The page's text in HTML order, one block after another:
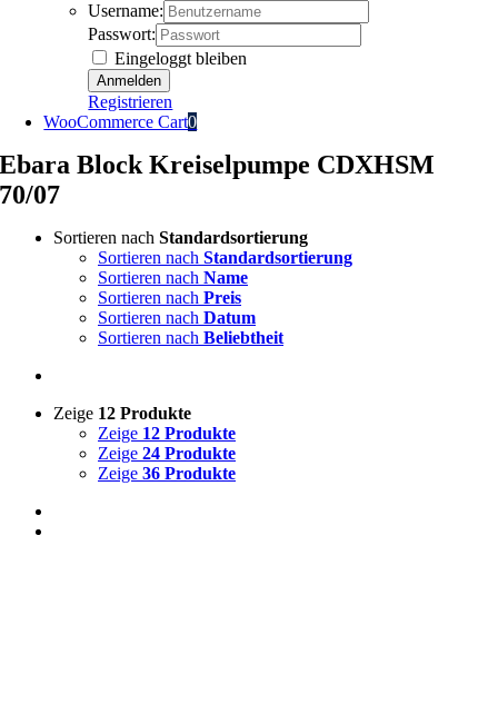
Username:
Passwort:
Eingeloggt bleiben
Registrieren
WooCommerce Cart0
Ebara Block Kreiselpumpe CDXHSM
70/07
Sortieren nach Standardsortierung
Sortieren nach Standardsortierung
Sortieren nach Name
Sortieren nach Preis
Sortieren nach Datum
Sortieren nach Beliebtheit
Zeige 12 Produkte
Zeige 12 Produkte
Zeige 24 Produkte
Zeige 36 Produkte